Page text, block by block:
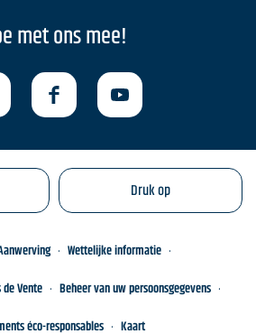
met ons mee!
Druk op
Wettelijke informatie
Vente
Beheer van uw persoonsgegevens
éco-responsables
Kaart